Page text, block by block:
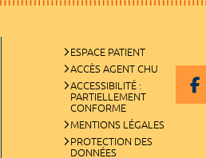
ESPACE PATIENT
ACCÈS AGENT CHU
ACCESSIBILITÉ :
PARTIELLEMENT
CONFORME
MENTIONS LÉGALES
PROTECTION DES
DONNÉES